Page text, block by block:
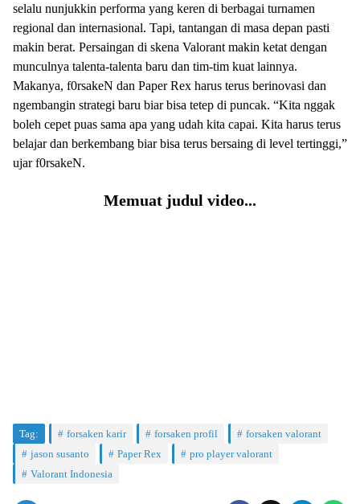
selalu nunjukkin performa yang keren di berbagai turnamen
regional dan internasional. Tapi, tantangan di masa depan pasti
makin berat. Persaingan di skena Valorant makin ketat dengan
munculnya talenta-talenta baru dan tim-tim kuat lainnya.
Makanya, f0rsakeN dan Paper Rex harus terus berinovasi dan
ngembangin strategi baru biar bisa tetep di puncak. “Kita nggak
boleh cepet puas sama apa yang udah kita capai. Kita harus terus
belajar dan berkembang biar bisa terus bersaing di level tertinggi,”
ujar f0rsakeN.
Memuat judul video...
Tag: forsaken karir forsaken profil
forsaken valorant
jason susanto
Paper Rex
pro player valorant
Valorant Indonesia